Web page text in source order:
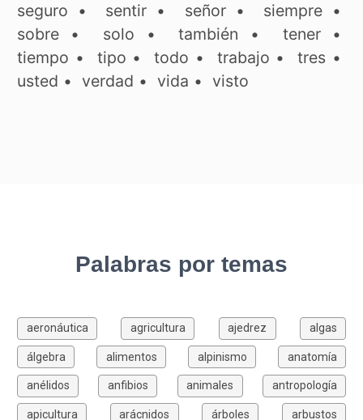
seguro • sentir • señor• siempre •
sobre • solo •también • tener•
tiempo • tipo •todo • trabajo •tres •
usted • verdad • vida • visto
Palabras por temas
aeronáutica agricultura ajedrez algas
álgebra alimentos alpinismo anatomía
anélidos anfibios animales antropología
apicultura arácnidos árboles arbustos